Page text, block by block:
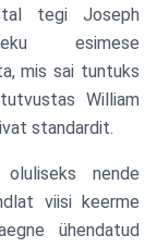
tegi Joseph
esimese
mis sai tuntuks
William
standardit.
nende
viisi keerme
ühendatud